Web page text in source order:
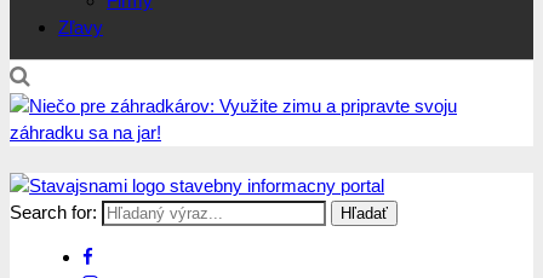
Zľavy
Stavajsnami.sk
Stavebníctvo, stavby, byty, domy a všetko o nich
Search for: